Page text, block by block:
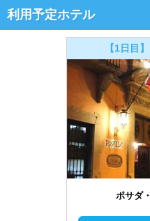
利用予定ホテル
【1日目
ポサダ